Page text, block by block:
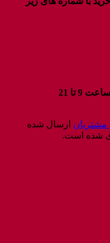
تا 21
مشتریان ارسال شده
شده است.